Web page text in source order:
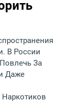
В России
За
Даже